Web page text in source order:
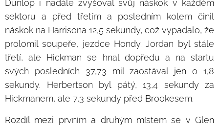
Dunlop i nadále zvyšoval svůj náskok v každém
sektoru a před třetím a posledním kolem činil
náskok na Harrisona 12,5 sekundy, což vypadalo, že
prolomil soupeře, jezdce Hondy. Jordan byl stále
třetí, ale Hickman se hnal dopředu a na startu
svých posledních 37,73 mil zaostával jen o 1,8
sekundy. Herbertson byl pátý, 13,4 sekundy za
Hickmanem, ale 7,3 sekundy před Brookesem.
Rozdíl mezi prvním a druhým místem se v Glen